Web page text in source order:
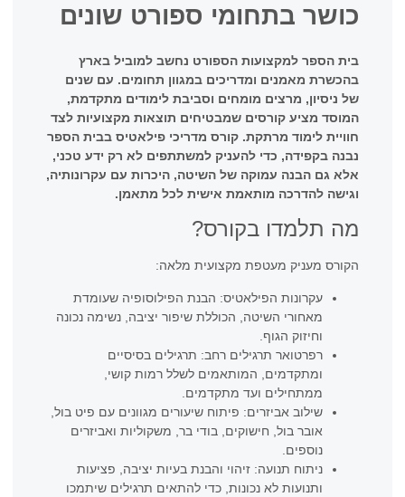
כושר בתחומי ספורט שונים
בית הספר למקצועות הספורט נחשב למוביל בארץ
בהכשרת מאמנים ומדריכים במגוון תחומים. עם שנים
של ניסיון, מרצים מומחים וסביבת לימודים מתקדמת,
המוסד מציע קורסים שמבטיחים תוצאות מקצועיות לצד
חוויית לימוד מרתקת. קורס מדריכי פילאטיס בבית הספר
נבנה בקפידה, כדי להעניק למשתתפים לא רק ידע טכני,
אלא גם הבנה עמוקה של השיטה, היכרות עם עקרונותיה,
וגישה להדרכה מותאמת אישית לכל מתאמן.
מה תלמדו בקורס?
הקורס מעניק מעטפת מקצועית מלאה:
עקרונות הפילאטיס: הבנת הפילוסופיה שעומדת
מאחורי השיטה, הכוללת שיפור יציבה, נשימה נכונה
וחיזוק הגוף.
רפרטואר תרגילים רחב: תרגילים בסיסיים
ומתקדמים, המותאמים לשלל רמות קושי,
ממתחילים ועד מתקדמים.
שילוב אביזרים: פיתוח שיעורים מגוונים עם פיט בול,
אובר בול, חישוקים, בודי בר, משקוליות ואביזרים
נוספים.
ניתוח תנועה: זיהוי והבנת בעיות יציבה, פציעות
ותנועות לא נכונות, כדי להתאים תרגילים שיתמכו